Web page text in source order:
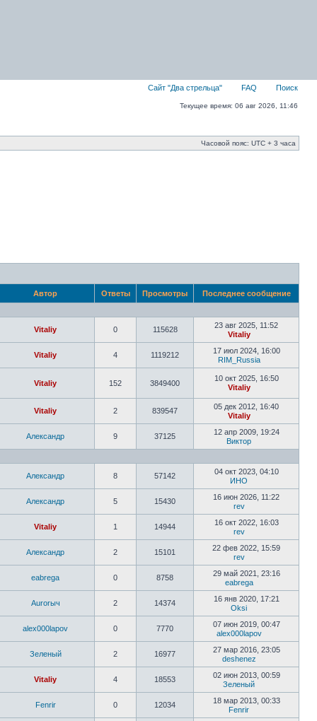
Сайт "Два стрельца" FAQ Поиск
Текущее время: 06 авг 2026, 11:46
Часовой пояс: UTC + 3 часа
Автор Ответы Просмотры Последнее сообщение
Vitaliy 0 115628
23 авг 2025, 11:52
Vitaliy
Vitaliy 4 1119212
17 июл 2024, 16:00
RIM_Russia
Vitaliy 152 3849400
10 окт 2025, 16:50
Vitaliy
Vitaliy 2 839547
05 дек 2012, 16:40
Vitaliy
Александр 9 37125
12 апр 2009, 19:24
Виктор
Александр 8 57142
04 окт 2023, 04:10
ИНО
Александр 5 15430
16 июн 2026, 11:22
rev
Vitaliy 1 14944
16 окт 2022, 16:03
rev
Александр 2 15101
22 фев 2022, 15:59
rev
eabrega 0 8758
29 май 2021, 23:16
eabrega
Aurorыч 2 14374
16 янв 2020, 17:21
Oksi
alex000lapov 0 7770
07 июн 2019, 00:47
alex000lapov
Зеленый 2 16977
27 мар 2016, 23:05
deshenez
Vitaliy 4 18553
02 июн 2013, 00:59
Зеленый
Fenrir 0 12034
18 мар 2013, 00:33
Fenrir